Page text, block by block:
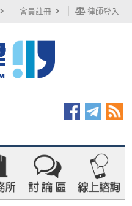
會員註冊 律師登入